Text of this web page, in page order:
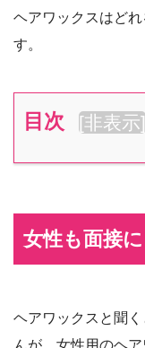
ヘアワックスはど
す。
目次 [非表示]
女性も面接
ヘアワックスと聞
んが、女性用のヘ